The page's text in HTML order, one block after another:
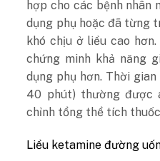
hợp cho các bệnh nhân
dụng phụ hoặc đã từng
khó chịu ở liều cao
chứng minh khả năng
dụng phụ hơn. Thời
40 phút) thường được
chỉnh tổng thể tích
Liều ketamine đường